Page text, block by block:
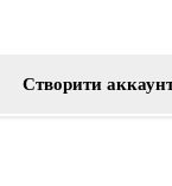
Створити